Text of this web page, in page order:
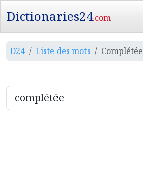
Dictionaries24.com
D24 Liste des mots Complétée